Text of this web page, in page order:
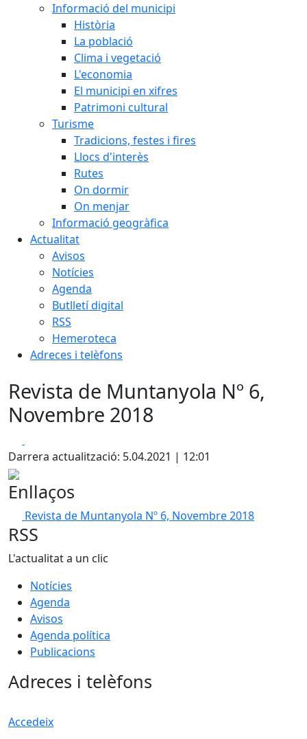
Informació del municipi
Història
La població
Clima i vegetació
L'economia
El municipi en xifres
Patrimoni cultural
Turisme
Tradicions, festes i fires
Llocs d'interès
Rutes
On dormir
On menjar
Informació geogràfica
Actualitat
Avisos
Notícies
Agenda
Butlletí digital
RSS
Hemeroteca
Adreces i telèfons
Revista de Muntanyola Nº 6,
Novembre 2018
Darrera actualització: 5.04.2021 | 12:01
Enllaços
Revista de Muntanyola Nº 6, Novembre 2018
RSS
L'actualitat a un clic
Notícies
Agenda
Avisos
Agenda política
Publicacions
Adreces i telèfons
Accedeix